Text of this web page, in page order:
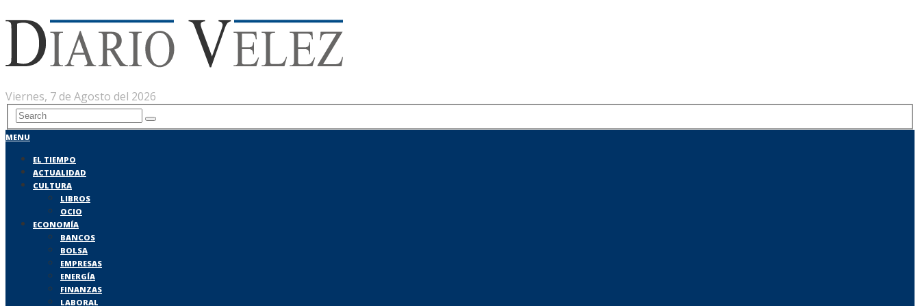
Viernes, 7 de Agosto del 2026
MENU
EL TIEMPO
ACTUALIDAD
CULTURA
LIBROS
OCIO
ECONOMÍA
BANCOS
BOLSA
EMPRESAS
ENERGÍA
FINANZAS
LABORAL